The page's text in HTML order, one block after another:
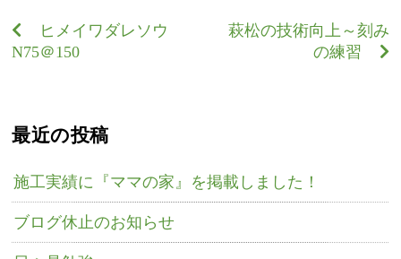
ヒメイワダレソウ
N75＠150
萩松の技術向上～刻み
の練習
最近の投稿
施工実績に『ママの家』を掲載しました！
ブログ休止のお知らせ